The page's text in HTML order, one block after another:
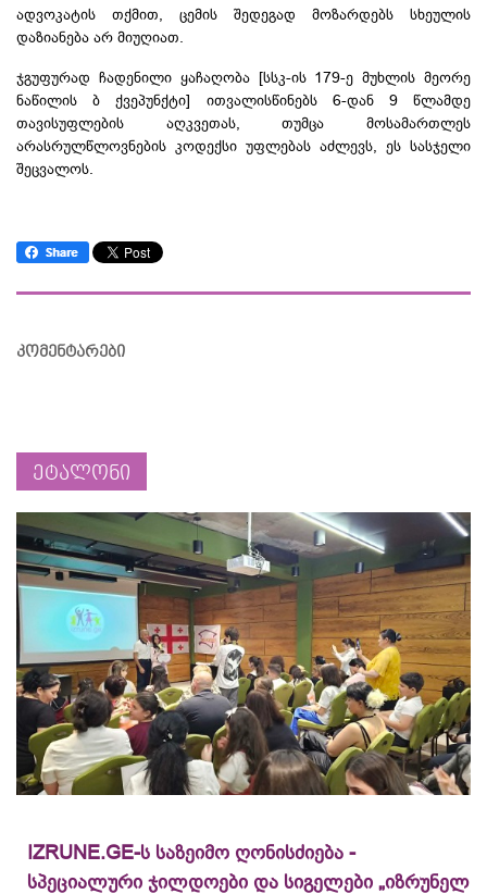
ადვოკატის თქმით, ცემის შედეგად მოზარდებს სხეულის
დაზიანება არ მიუღიათ.
ჯგუფურად ჩადენილი ყაჩაღობა [სსკ-ის 179-ე მუხლის მეორე
ნაწილის ბ ქვეპუნქტი] ითვალისწინებს 6-დან 9 წლამდე
თავისუფლების აღკვეთას, თუმცა მოსამართლეს
არასრულწლოვნების კოდექსი უფლებას აძლევს, ეს სასჯელი
შეცვალოს.
კომენტარები
ეტალონი
IZRUNE.GE-ს საზეიმო ღონისძიება -
სპეციალური ჯილდოები და სიგელები „იზრუნელ